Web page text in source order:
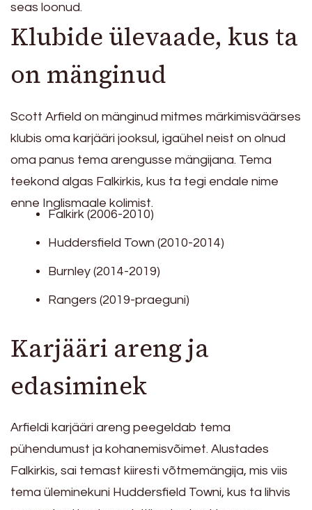
seas loonud.
Klubide ülevaade, kus ta
on mänginud
Scott Arfield on mänginud mitmes märkimisväärses
klubis oma karjääri jooksul, igaühel neist on olnud
oma panus tema arengusse mängijana. Tema
teekond algas Falkirkis, kus ta tegi endale nime
enne Inglismaale kolimist.
Falkirk (2006-2010)
Huddersfield Town (2010-2014)
Burnley (2014-2019)
Rangers (2019-praeguni)
Karjääri areng ja
edasiminek
Arfieldi karjääri areng peegeldab tema
pühendumust ja kohanemisvõimet. Alustades
Falkirkis, sai temast kiiresti võtmemängija, mis viis
tema üleminekuni Huddersfield Towni, kus ta lihvis